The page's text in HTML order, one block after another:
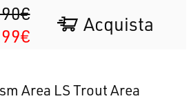
Acquista
Area LS Trout Area